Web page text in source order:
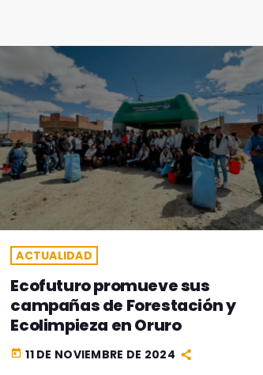
ACTUALIDAD
Ecofuturo promueve sus
campañas de Forestación y
Ecolimpieza en Oruro
today 11 DE NOVIEMBRE DE 2024